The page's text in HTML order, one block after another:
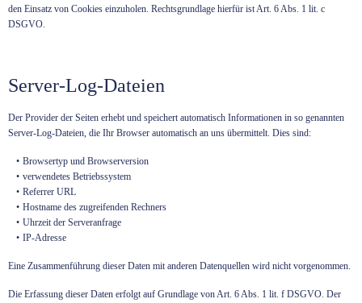
den Einsatz von Cookies einzuholen. Rechtsgrundlage hierfür ist Art. 6 Abs. 1 lit. c
DSGVO.
Server-Log-Dateien
Der Provider der Seiten erhebt und speichert automatisch Informationen in so genannten
Server-Log-Dateien, die Ihr Browser automatisch an uns übermittelt. Dies sind:
Browsertyp und Browserversion
verwendetes Betriebssystem
Referrer URL
Hostname des zugreifenden Rechners
Uhrzeit der Serveranfrage
IP-Adresse
Eine Zusammenführung dieser Daten mit anderen Datenquellen wird nicht vorgenommen.
Die Erfassung dieser Daten erfolgt auf Grundlage von Art. 6 Abs. 1 lit. f DSGVO. Der